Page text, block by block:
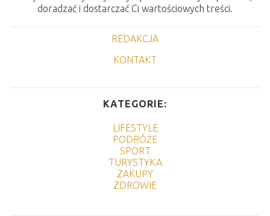
doradzać i dostarczać Ci wartościowych treści.
REDAKCJA
KONTAKT
KATEGORIE:
LIFESTYLE
PODRÓŻE
SPORT
TURYSTYKA
ZAKUPY
ZDROWIE